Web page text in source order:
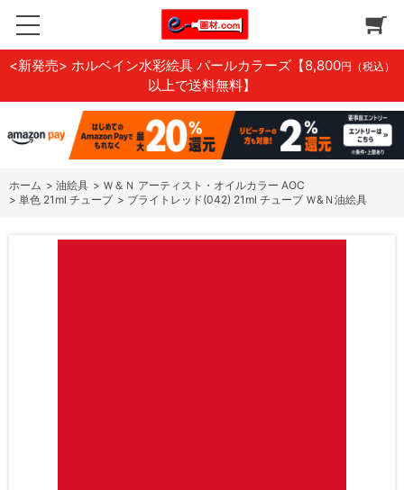
<新発売> ホルベイン水彩絵具 パールカラーズ 【8,800円（税込）
以上で送料無料】
ホーム > 油絵具 > Ｗ＆Ｎ アーティスト・オイルカラー AOC
> 単色 21ml チューブ > ブライトレッド(042) 21ml チューブ Ｗ&Ｎ油絵具